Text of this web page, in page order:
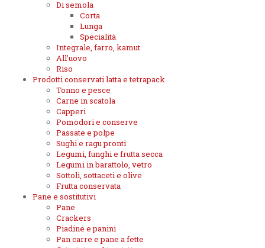
Di semola
Corta
Lunga
Specialità
Integrale, farro, kamut
All'uovo
Riso
Prodotti conservati latta e tetrapack
Tonno e pesce
Carne in scatola
Capperi
Pomodori e conserve
Passate e polpe
Sughi e ragu pronti
Legumi, funghi e frutta secca
Legumi in barattolo, vetro
Sottoli, sottaceti e olive
Frutta conservata
Pane e sostitutivi
Pane
Crackers
Piadine e panini
Pan carre e pane a fette